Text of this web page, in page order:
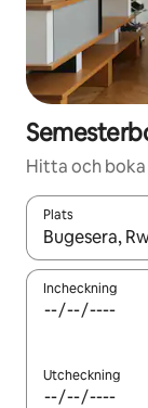
Hitta och
Plats
När
Incheckning
Utcheckning